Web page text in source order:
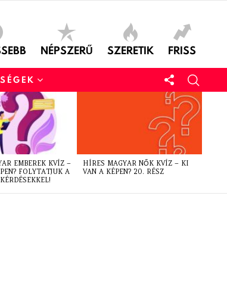
NÉPSZERŰ SZERETIK FRISS
EMBEREK KVÍZ –
FOLYTATJUK A
HÍRES MAGYAR NŐK KVÍZ – KI
VAN A KÉPEN? 20. RÉSZ